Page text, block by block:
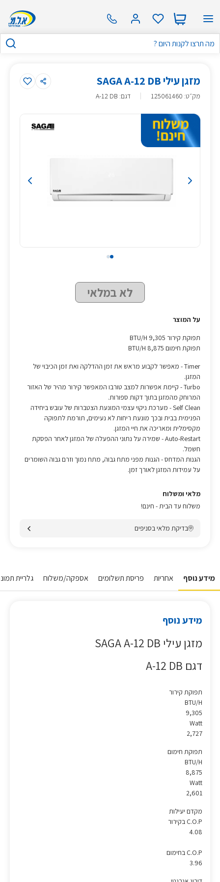
מזגן עילי SAGA A-12 DB
מק״ט:
125061460 דגם: A-12 DB
לא במלאי
על המוצר
תפוקת קירור BTU/H 9,305
תפוקת חימום BTU/H 8,875
Timer - מאפשר לקבוע מראש את זמן ההדלקה ואת זמן הכיבוי של
המזגן.
Turbo - קיימת אפשרות למצב טורבו המאפשר קירור מהיר של האזור
המרוחק מהמזגן בתוך דקות ספורות.
Self Clean - מערכת ניקוי עצמי המונעת הצטברות של עובש ביחידה
הפנימית בבית ובכך מונעת ריחות לא נעימים, תורמת לתפוקה
מקסימלית ומאריכה את חיי המזגן.
Auto-Restart - שמירה על נתוני ההפעלה של המזגן לאחר הפסקת
חשמל.
הגנות המדחס - הגנות מפני מתח גבוה, מתח נמוך וזרם גבוה השומרים
על עמידות המזגן לאורך זמן.
מלאי ומשלוח
משלוח עד הבית - חינם!
בדיקת מלאי בסניפים
מידע נוסף אחריות פריסת תשלומים אספקה/משלוח גלריית
מידע נוסף
מזגן עילי SAGA A-12 DB
דגם A-12 DB
תפוקת קירור
BTU/H
9,305
Watt
2,727
תפוקת חימום
BTU/H
8,875
Watt
2,601
מקדם יעילות
C.O.P בקירור
4.08
C.O.P בחימום
3.96